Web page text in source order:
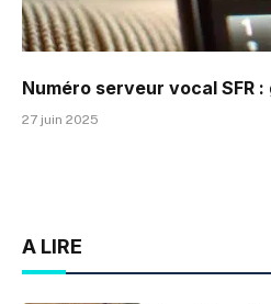
Numéro serveur vocal SFR
27 juin 2025
A LIRE